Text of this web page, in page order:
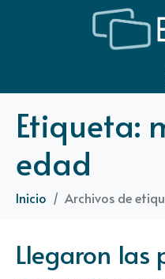
Etiqueta:
edad
Inicio Archivos de
Llegaron las